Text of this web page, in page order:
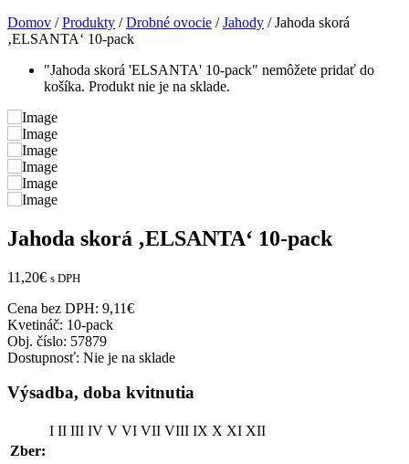
Domov /Produkty /Drobné ovocie /Jahody / Jahoda skorá
‚ELSANTA‘ 10-pack
"Jahoda skorá 'ELSANTA' 10-pack" nemôžete pridať do
košíka. Produkt nie je na sklade.
Jahoda skorá ‚ELSANTA‘ 10-pack
11,20€ s DPH
Cena bez DPH: 9,11€
Kvetináč: 10-pack
Obj. číslo: 57879
Dostupnosť: Nie je na sklade
Výsadba, doba kvitnutia
I II III IV V VI VII VIII IX X XI XII
Zber: